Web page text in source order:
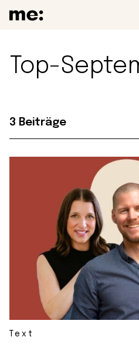
Top-
3 Beiträge
Text